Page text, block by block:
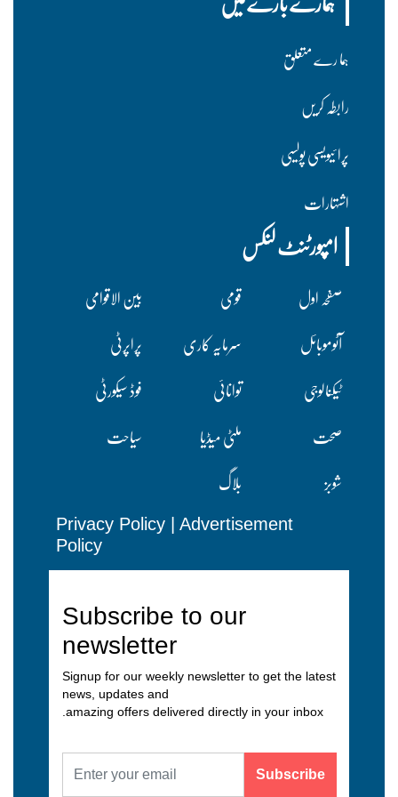
ہما رے متعلق
رابطہ کریں
پرا ئیویسی پولسیی
اشتہارات
امپورٹنٹ لنکس
صفحہ اول قومی
بین الاقوامی
آٹوموبائل
سرمایہ کاری
پراپرٹی
ٹیکنالوجی
توانائی
فوڈ سیکورٹی
صحت
ملٹی میڈیا
سیاحت
شوبز
بلاگ
Privacy Policy | Advertisement
Policy
Subscribe to our
newsletter
Signup for our weekly newsletter to get the latest
news, updates and
amazing offers delivered directly in your inbox.
Subscribe